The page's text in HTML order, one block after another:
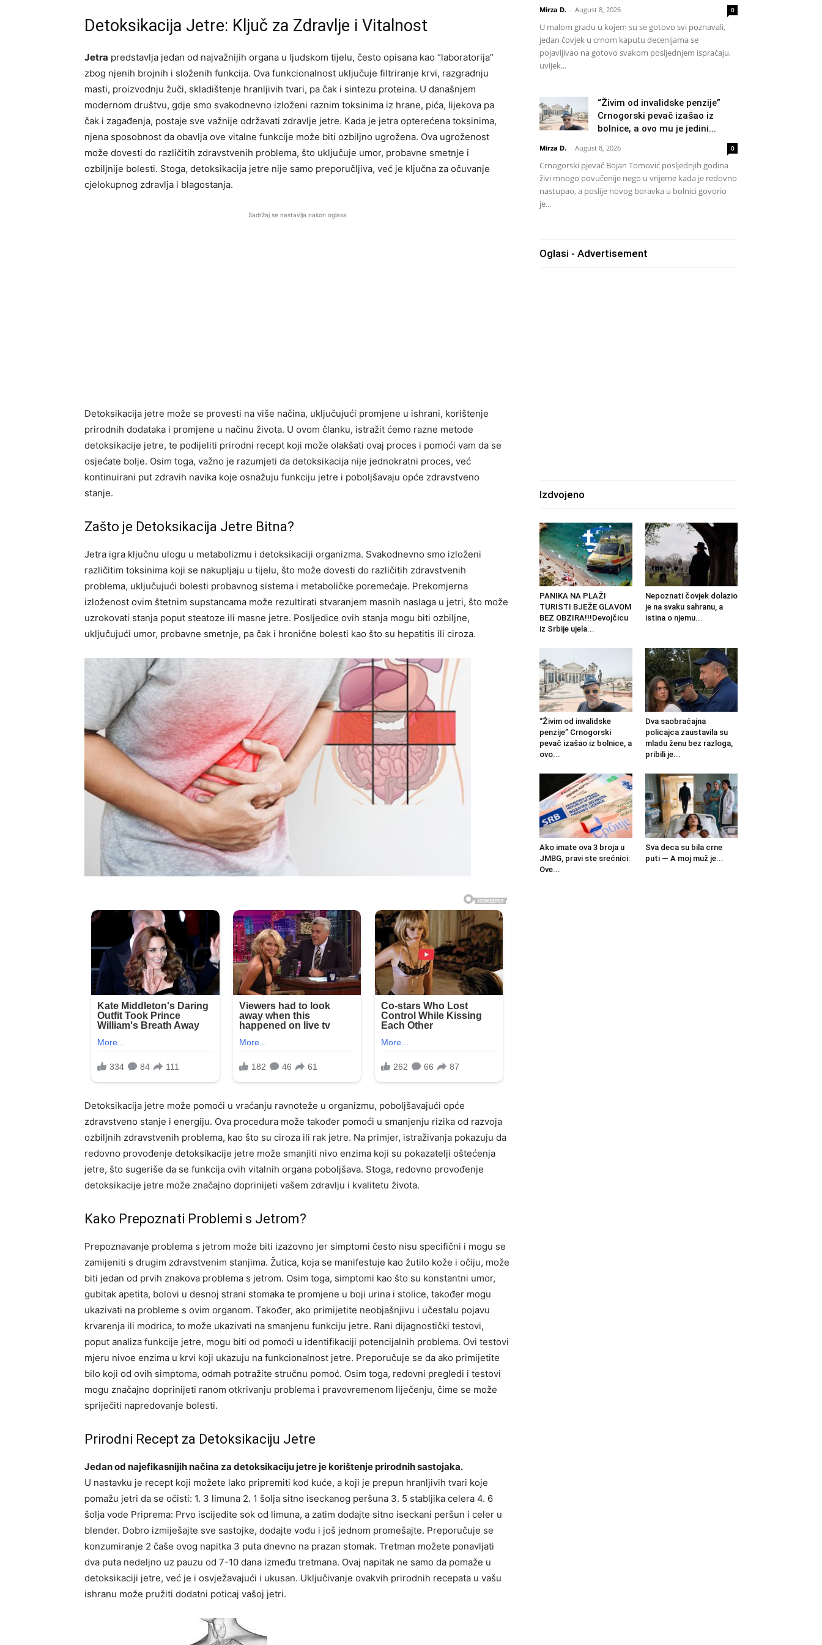
Detoksikacija Jetre: Ključ za Zdravlje i Vitalnost
Jetra predstavlja jedan od najvažnijih organa u ljudskom tijelu, često opisana kao “laboratorija”
zbog njenih brojnih i složenih funkcija. Ova funkcionalnost uključuje filtriranje krvi, razgradnju
masti, proizvodnju žuči, skladištenje hranljivih tvari, pa čak i sintezu proteina. U današnjem
modernom društvu, gdje smo svakodnevno izloženi raznim toksinima iz hrane, pića, lijekova pa
čak i zagađenja, postaje sve važnije održavati zdravlje jetre. Kada je jetra opterećena toksinima,
njena sposobnost da obavlja ove vitalne funkcije može biti ozbiljno ugrožena. Ova ugroženost
može dovesti do različitih zdravstvenih problema, što uključuje umor, probavne smetnje i
ozbiljnije bolesti. Stoga, detoksikacija jetre nije samo preporučljiva, već je ključna za očuvanje
cjelokupnog zdravlja i blagostanja.
Sadržaj se nastavlja nakon oglasa
Detoksikacija jetre može se provesti na više načina, uključujući promjene u ishrani, korištenje
prirodnih dodataka i promjene u načinu života. U ovom članku, istražit ćemo razne metode
detoksikacije jetre, te podijeliti prirodni recept koji može olakšati ovaj proces i pomoći vam da se
osjećate bolje. Osim toga, važno je razumjeti da detoksikacija nije jednokratni proces, već
kontinuirani put zdravih navika koje osnažuju funkciju jetre i poboljšavaju opće zdravstveno
stanje.
Zašto je Detoksikacija Jetre Bitna?
Jetra igra ključnu ulogu u metabolizmu i detoksikaciji organizma. Svakodnevno smo izloženi
različitim toksinima koji se nakupljaju u tijelu, što može dovesti do različitih zdravstvenih
problema, uključujući bolesti probavnog sistema i metaboličke poremećaje. Prekomjerna
izloženost ovim štetnim supstancama može rezultirati stvaranjem masnih naslaga u jetri, što može
uzrokovati stanja poput steatoze ili masne jetre. Posljedice ovih stanja mogu biti ozbiljne,
uključujući umor, probavne smetnje, pa čak i hronične bolesti kao što su hepatitis ili ciroza.
Detoksikacija jetre može pomoći u vraćanju ravnoteže u organizmu, poboljšavajući opće
zdravstveno stanje i energiju. Ova procedura može također pomoći u smanjenju rizika od razvoja
ozbiljnih zdravstvenih problema, kao što su ciroza ili rak jetre. Na primjer, istraživanja pokazuju da
redovno provođenje detoksikacije jetre može smanjiti nivo enzima koji su pokazatelji oštećenja
jetre, što sugeriše da se funkcija ovih vitalnih organa poboljšava. Stoga, redovno provođenje
detoksikacije jetre može značajno doprinijeti vašem zdravlju i kvalitetu života.
Kako Prepoznati Problemi s Jetrom?
Prepoznavanje problema s jetrom može biti izazovno jer simptomi često nisu specifični i mogu se
zamijeniti s drugim zdravstvenim stanjima. Žutica, koja se manifestuje kao žutilo kože i očiju, može
biti jedan od prvih znakova problema s jetrom. Osim toga, simptomi kao što su konstantni umor,
gubitak apetita, bolovi u desnoj strani stomaka te promjene u boji urina i stolice, također mogu
ukazivati na probleme s ovim organom. Također, ako primijetite neobjašnjivu i učestalu pojavu
krvarenja ili modrica, to može ukazivati na smanjenu funkciju jetre. Rani dijagnostički testovi,
poput analiza funkcije jetre, mogu biti od pomoći u identifikaciji potencijalnih problema. Ovi testovi
mjeru nivoe enzima u krvi koji ukazuju na funkcionalnost jetre. Preporučuje se da ako primijetite
bilo koji od ovih simptoma, odmah potražite stručnu pomoć. Osim toga, redovni pregledi i testovi
mogu značajno doprinijeti ranom otkrivanju problema i pravovremenom liječenju, čime se može
spriječiti napredovanje bolesti.
Prirodni Recept za Detoksikaciju Jetre
Jedan od najefikasnijih načina za detoksikaciju jetre je korištenje prirodnih sastojaka.
U nastavku je recept koji možete lako pripremiti kod kuće, a koji je prepun hranljivih tvari koje
pomažu jetri da se očisti: 1. 3 limuna 2. 1 šolja sitno iseckanog peršuna 3. 5 stabljika celera 4. 6
šolja vode Priprema: Prvo iscijedite sok od limuna, a zatim dodajte sitno iseckani peršun i celer u
blender. Dobro izmiješajte sve sastojke, dodajte vodu i još jednom promešajte. Preporučuje se
konzumiranje 2 čaše ovog napitka 3 puta dnevno na prazan stomak. Tretman možete ponavljati
dva puta nedeljno uz pauzu od 7-10 dana između tretmana. Ovaj napitak ne samo da pomaže u
detoksikaciji jetre, već je i osvježavajući i ukusan. Uključivanje ovakvih prirodnih recepata u vašu
ishranu može pružiti dodatni poticaj vašoj jetri.
Mirza D. - August 8, 2026 0
U malom gradu u kojem su se gotovo svi poznavali,
jedan čovjek u crnom kaputu decenijama se
pojavljivao na gotovo svakom posljednjem ispraćaju,
uvijek...
“Živim od invalidske penzije”
Crnogorski pevač izašao iz
bolnice, a ovo mu je jedini...
Mirza D. - August 8, 2026 0
Crnogorski pjevač Bojan Tomović posljednjih godina
živi mnogo povučenije nego u vrijeme kada je redovno
nastupao, a poslije novog boravka u bolnici govorio
je...
Oglasi - Advertisement
Izdvojeno
PANIKA NA PLAŽI
TURISTI BJEŽE GLAVOM
BEZ OBZIRA!!!Devojčicu
iz Srbije ujela...
Nepoznati čovjek dolazio
je na svaku sahranu, a
istina o njemu...
“Živim od invalidske
penzije” Crnogorski
pevač izašao iz bolnice, a
ovo...
Dva saobraćajna
policajca zaustavila su
mladu ženu bez razloga,
pribili je...
Ako imate ova 3 broja u
JMBG, pravi ste srećnici:
Ove...
Sva deca su bila crne
puti — A moj muž je...